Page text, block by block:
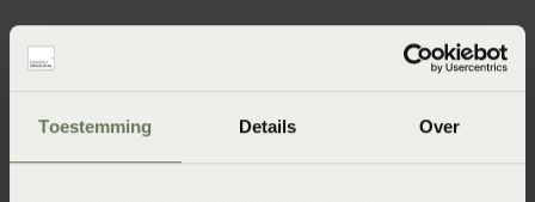
Toestemming Details Over
Specificaties
Artikelnummer